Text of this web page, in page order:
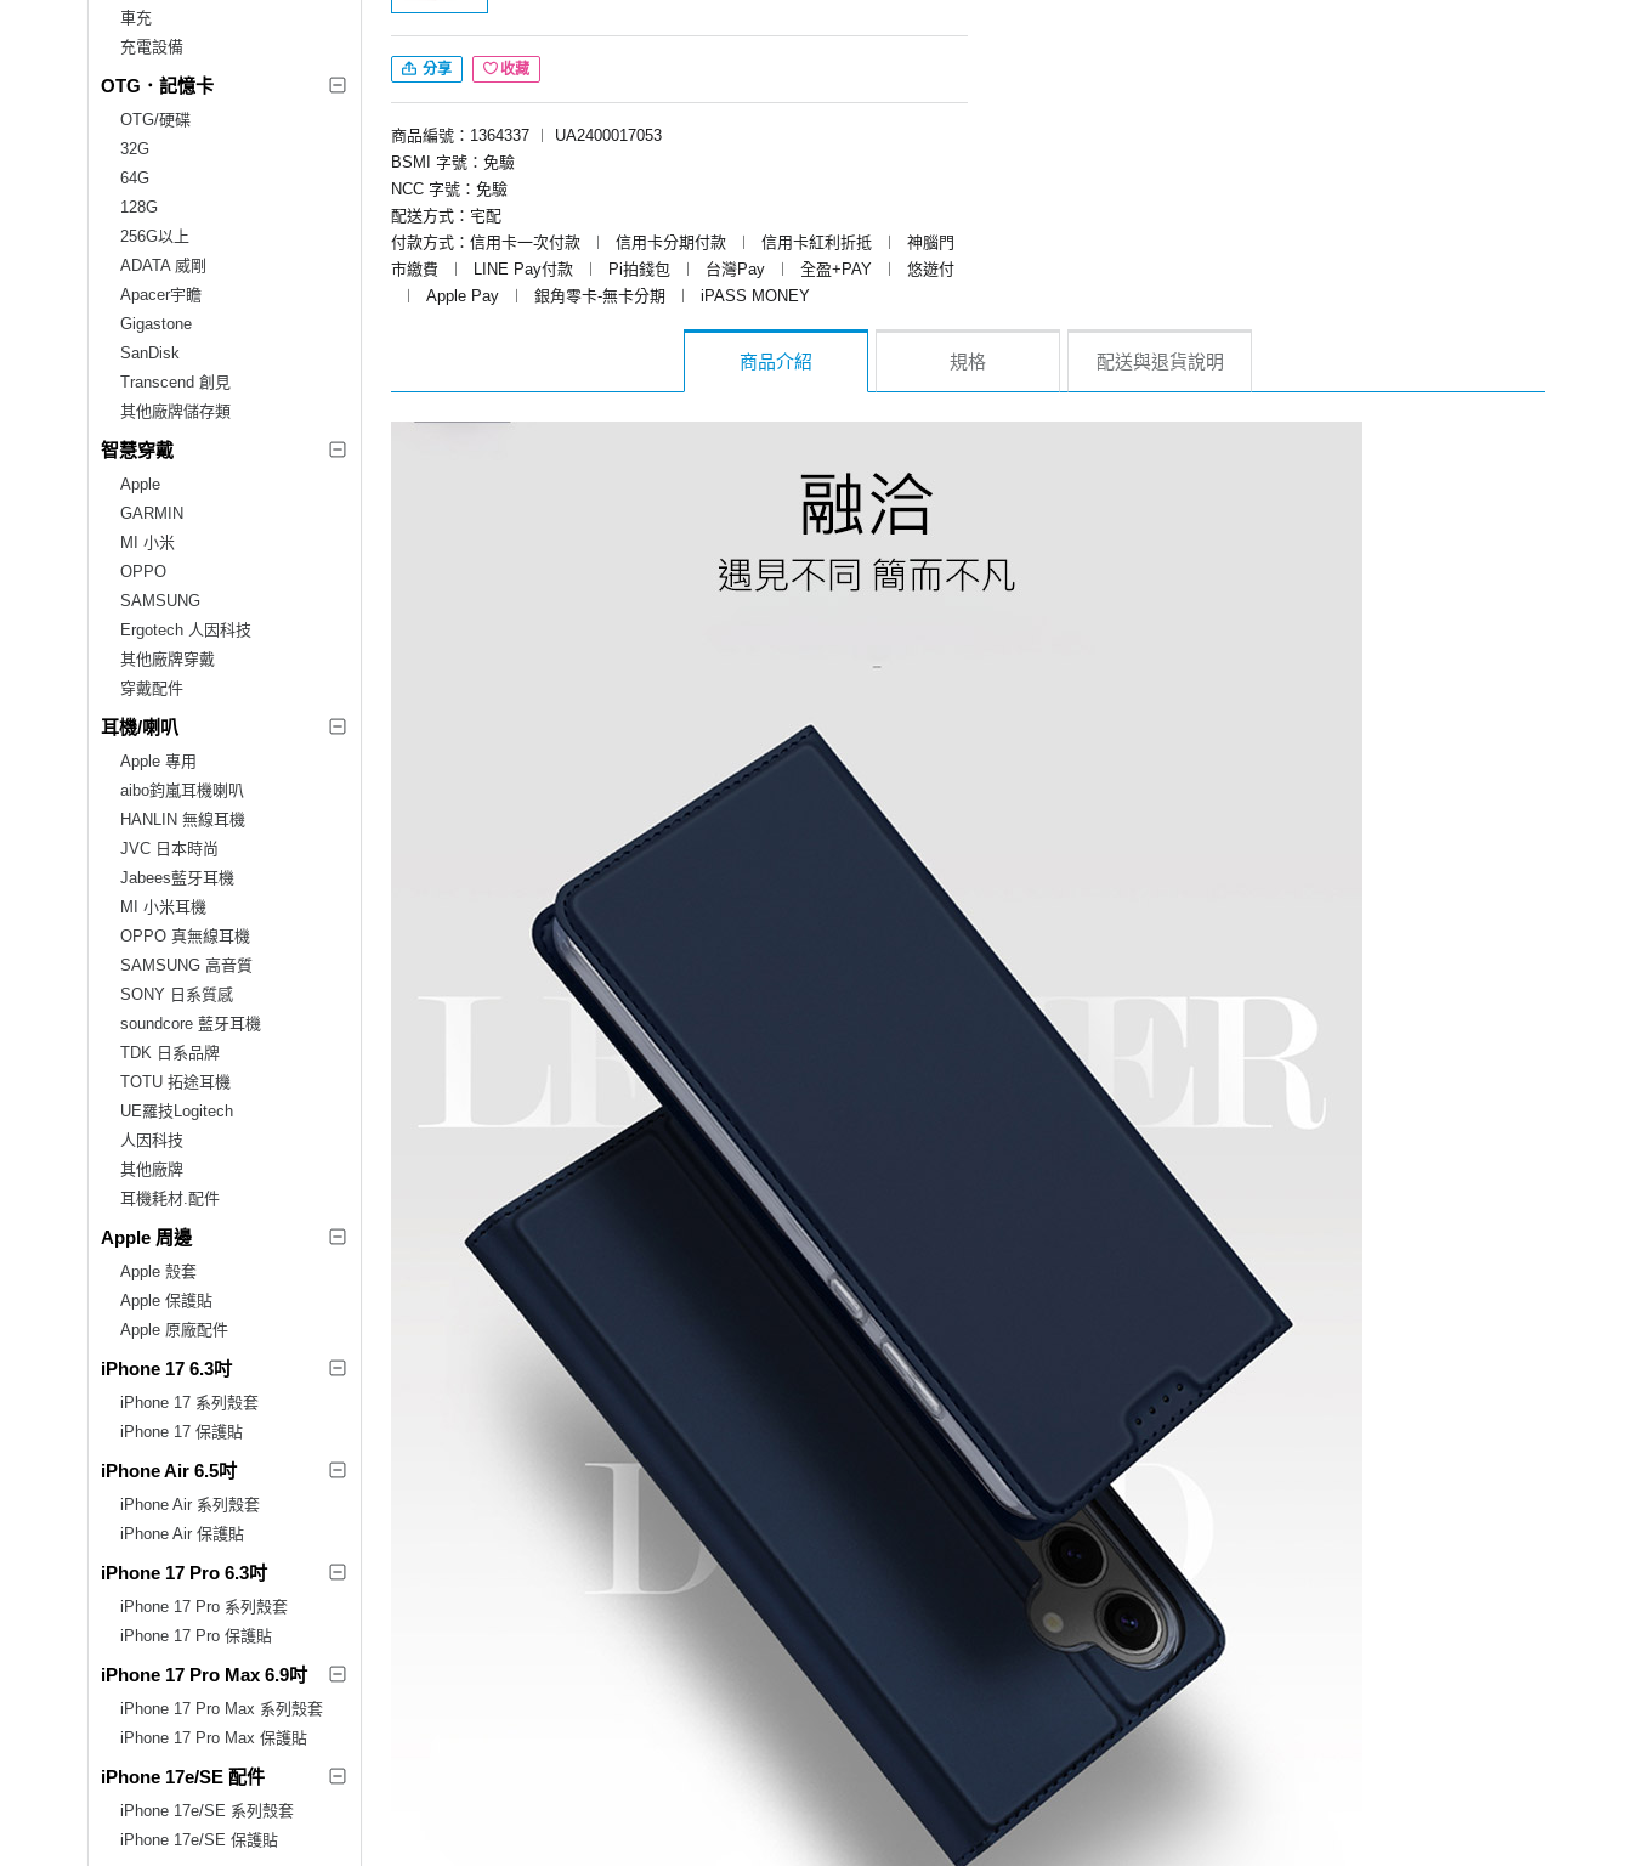
車充
充電設備
OTG．記憶卡
OTG/硬碟
32G
64G
128G
256G以上
ADATA 威剛
Apacer宇瞻
Gigastone
SanDisk
Transcend 創見
其他廠牌儲存類
智慧穿戴
Apple
GARMIN
MI 小米
OPPO
SAMSUNG
Ergotech 人因科技
其他廠牌穿戴
穿戴配件
耳機/喇叭
Apple 專用
aibo鈞嵐耳機喇叭
HANLIN 無線耳機
JVC 日本時尚
Jabees藍牙耳機
MI 小米耳機
OPPO 真無線耳機
SAMSUNG 高音質
SONY 日系質感
soundcore 藍牙耳機
TDK 日系品牌
TOTU 拓途耳機
UE羅技Logitech
人因科技
其他廠牌
耳機耗材.配件
Apple 周邊
Apple 殼套
Apple 保護貼
Apple 原廠配件
iPhone 17 6.3吋
iPhone 17 系列殼套
iPhone 17 保護貼
iPhone Air 6.5吋
iPhone Air 系列殼套
iPhone Air 保護貼
iPhone 17 Pro 6.3吋
iPhone 17 Pro 系列殼套
iPhone 17 Pro 保護貼
iPhone 17 Pro Max 6.9吋
iPhone 17 Pro Max 系列殼套
iPhone 17 Pro Max 保護貼
iPhone 17e/SE 配件
iPhone 17e/SE 系列殼套
iPhone 17e/SE 保護貼
分享 收藏
商品編號：1364337 ︱
UA2400017053
BSMI 字號：免驗
NCC 字號：免驗
配送方式：宅配
付款方式：信用卡一次付款
︱ 信用卡分期付款 ︱ 信用卡紅利折抵 ︱
神腦門
市繳費
︱ LINE Pay付款 ︱ Pi拍錢包 ︱ 台灣Pay ︱ 全盈+PAY ︱
悠遊付
︱
Apple Pay ︱ 銀角零卡-無卡分期 ︱ iPASS MONEY
商品介紹 規格 配送與退貨說明